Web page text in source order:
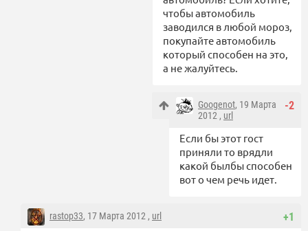
чтобы автомобиль
заводился в любой мороз,
покупайте автомобиль
который способен на это,
а не жалуйтесь.
-2
Googenot, 19 Марта
2012 , url
Если бы этот гост
приняли то врядли
какой былбы способен
вот о чем речь идет.
+1
rastop33, 17 Марта 2012 , url